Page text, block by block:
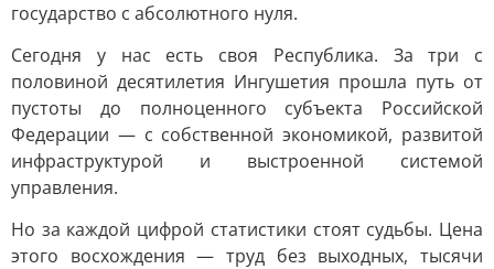
государство с абсолютного нуля.
Сегодня у нас есть своя Республика. За три с
половиной десятилетия Ингушетия прошла путь от
пустоты до полноценного субъекта Российской
Федерации — с собственной экономикой, развитой
инфраструктурой и выстроенной системой
управления.
Но за каждой цифрой статистики стоят судьбы. Цена
этого восхождения — труд без выходных, тысячи